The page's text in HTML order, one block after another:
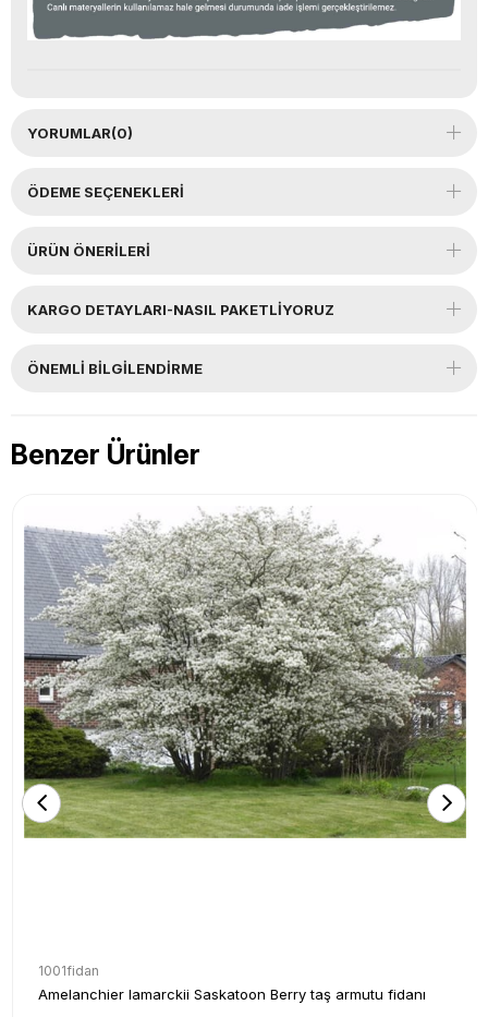
YORUMLAR(0)
ÖDEME SEÇENEKLERI
ÜRÜN ÖNERILERI
KARGO DETAYLARI-NASIL PAKETLİYORUZ
ÖNEMLI BILGILENDIRME
Benzer Ürünler
1001fidan
Amelanchier lamarckii Saskatoon Berry taş armutu fidanı